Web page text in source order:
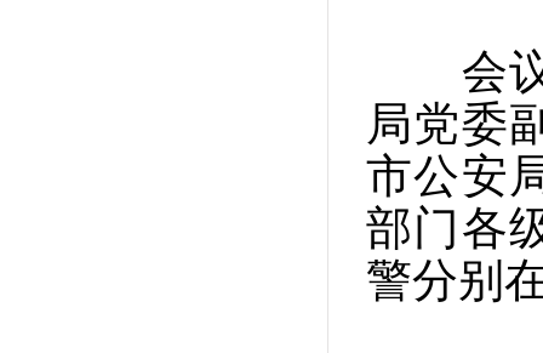
会议
局党委
市公安
部门各
警分别